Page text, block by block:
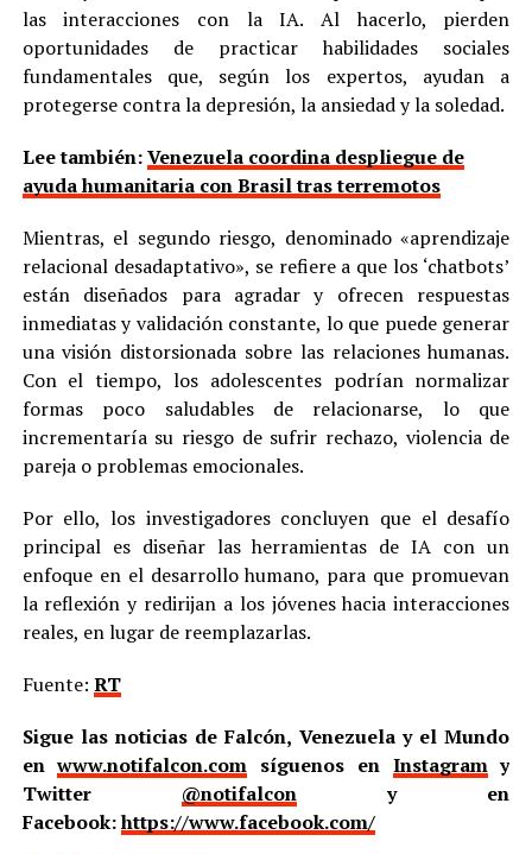
las interacciones con la IA. Al hacerlo, pierden
oportunidades de practicar habilidades sociales
fundamentales que, según los expertos, ayudan a
protegerse contra la depresión, la ansiedad y la soledad.
Lee también:Venezuela coordina despliegue de
ayuda humanitaria con Brasil tras terremotos
Mientras, el segundo riesgo, denominado «aprendizaje
relacional desadaptativo», se refiere a que los ‘chatbots’
están diseñados para agradar y ofrecen respuestas
inmediatas y validación constante, lo que puede generar
una visión distorsionada sobre las relaciones humanas.
Con el tiempo, los adolescentes podrían normalizar
formas poco saludables de relacionarse, lo que
incrementaría su riesgo de sufrir rechazo, violencia de
pareja o problemas emocionales.
Por ello, los investigadores concluyen que el desafío
principal es diseñar las herramientas de IA con un
enfoque en el desarrollo humano, para que promuevan
la reflexión y redirijan a los jóvenes hacia interacciones
reales, en lugar de reemplazarlas.
Fuente: RT
Sigue las noticias de Falcón, Venezuela y el Mundo
enwww.notifalcon.com síguenos en Instagramy
Twitter @notifalcony en
Facebook:https://www.facebook.com/